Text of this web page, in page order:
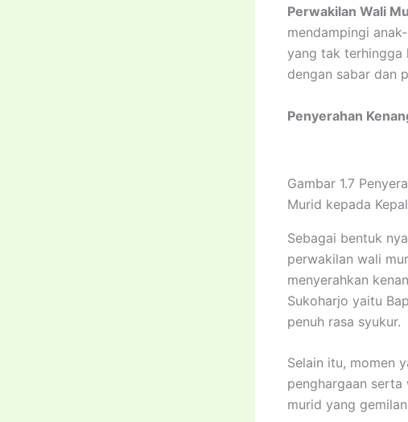
Perwakilan Wali
mendampingi
yang tak terhingga
dengan sabar dan
Penyerahan
Gambar 1.7
Murid kepada
Sebagai bentuk
perwakilan wali
menyerahkan
Sukoharjo yaitu
penuh rasa syukur.
Selain itu, momen
penghargaan
murid yang